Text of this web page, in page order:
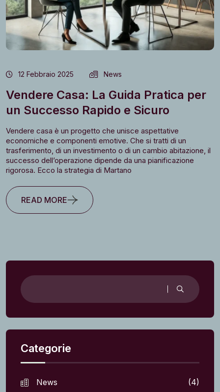
12 Febbraio 2025 News
Vendere Casa: La Guida Pratica per
un Successo Rapido e Sicuro
Vendere casa è un progetto che unisce aspettative
economiche e componenti emotive. Che si tratti di un
trasferimento, di un investimento o di un cambio abitazione, il
successo dell’operazione dipende da una pianificazione
rigorosa. Ecco la strategia di Martano
READ MORE
Categorie
News (4)